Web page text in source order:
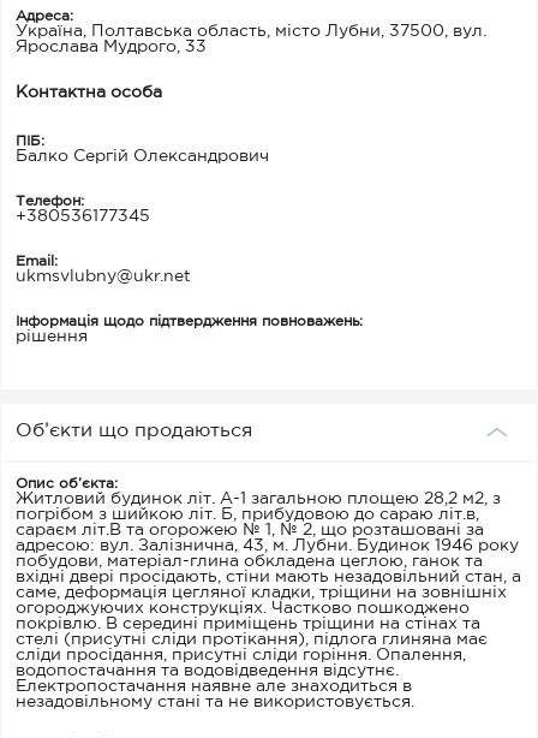
Адреса:
Україна, Полтавська область, місто Лубни, 37500, вул.
Ярослава Мудрого, 33
Контактна особа
ПІБ:
Балко Сергій Олександрович
Телефон:
+380536177345
Email:
ukmsvlubny@ukr.net
Інформація щодо підтвердження повноважень:
рішення
Об’єкти що продаються
Опис об’єкта:
Житловий будинок літ. А-1 загальною площею 28,2 м2, з
погрібом з шийкою літ. Б, прибудовою до сараю літ.в,
сараєм літ.В та огорожею № 1, № 2, що розташовані за
адресою: вул. Залізнична, 43, м. Лубни. Будинок 1946 року
побудови, матеріал-глина обкладена цеглою, ганок та
вхідні двері просідають, стіни мають незадовільний стан, а
саме, деформація цегляної кладки, тріщини на зовнішніх
огороджуючих конструкціях. Частково пошкоджено
покрівлю. В середині приміщень тріщини на стінах та
стелі (присутні сліди протікання), підлога глиняна має
сліди просідання, присутні сліди горіння. Опалення,
водопостачання та водовідведення відсутнє.
Електропостачання наявне але знаходиться в
незадовільному стані та не використовується.